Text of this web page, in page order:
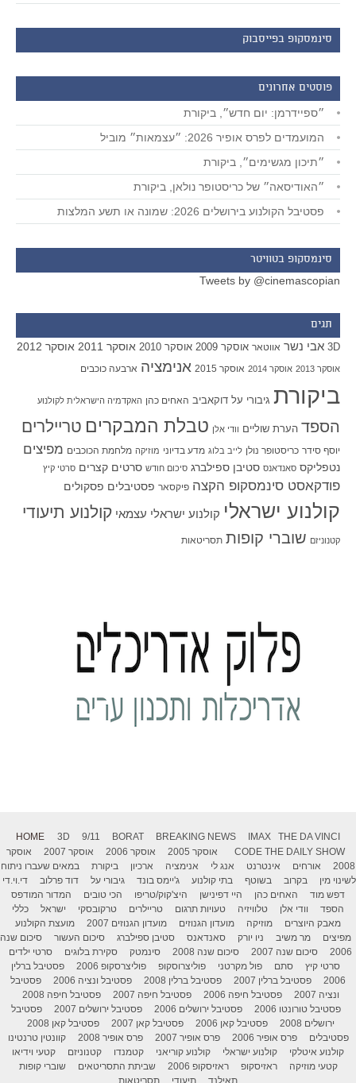
סינמסקופ בפייסבוק
פוסטים אחרונים
״ספיידרמן: יום חדש״, ביקורת
המועמדים לפרס אופיר 2026: ״עצמאות״ מוביל
״תיכון מגשימים״, ביקורת
״האודיסאה״ של כריסטופר נולאן, ביקורת
פסטיבל הקולנוע בירושלים 2026: שמונה או תשע המלצות
סינמסקופ בטוויטר
Tweets by @cinemascopian
תגים
3D אבי נשר אווטאר אוסקר 2009 אוסקר 2010 אוסקר 2011 אוסקר 2012
אוסקר 2013 אוסקר 2014 אוסקר 2015 אנימציה ארבעה כוכבים
ביקורת גיבורי על דוקאביב האחים כהן האקדמיה הישראלית לקולנוע
הספד הערת שוליים וודי אלן טבלת המבקרים טריילרים
יוסף סידר כריסטופר נולן לייב בלוג מדע בדיוני מוזיקה מלחמת הכוכבים מפיצים
נטפליקס סאנדאנס סטיבן ספילברג סיכום חודש סרטים קצרים סרטי קיץ
פודקאסט סינמסקופ הקצה פיקסאר פסטיבלים פסקולים
קולנוע ישראלי קולנוע ישראלי עצמאי קולנוע תיעודי
קטנוניזם שוברי קופות תסריטאות
HOME 3D 9/11 BORAT BREAKING NEWS IMAX
THE DA VINCI
CODE THE DAILY SHOW אוסקר 2005 אוסקר 2006 אוסקר 2007
אוסקר
2008
אורחים אינטרנט אנג לי אנימציה ארכיון ביקורת
במאים שעברו ניתוח
לשינוי מין
בקרוב בשוטף בתי קולנוע ג'יימס בונד גיבורי על דוד פרלוב
די.וי.די
דפש מוד
האחים כהן היי דפינישן היצ'קוק/טריפו הכי טובים
המדור המודפס
הספד
וודי אלן טלוויזיה טעויות תרגום טריילרים טרקובסקי ישראל
כללי
מאבק היוצרים
מוזיקה מועדון הגנוזים מועדון הגנוזים 2007
מועצת הקולנוע
מפיצים
מר משיב ניו יורק סאנדאנס סטיבן ספילברג סיכום העשור
סיכום שנה
2006
סיכום שנה 2007 סיכום שנה 2008 סינמטק סקירת בלוגים
סרטי ילדים
סרטי קיץ
סתם פול מקרטני פוליצרוסקופ פוליצרסקופ 2006
פסטיבל ברלין
2006
פסטיבל ברלין 2007 פסטיבל ברלין 2008 פסטיבל ונציה 2006
פסטיבל
ונציה 2007
פסטיבל חיפה 2006 פסטיבל חיפה 2007
פסטיבל חיפה 2008
פסטיבל טורונטו 2006
פסטיבל ירושלים 2006 פסטיבל ירושלים 2007
פסטיבל
ירושלים 2008
פסטיבל קאן 2006 פסטיבל קאן 2007
פסטיבל קאן 2008
פסטיבלים
פרס אופיר 2006 פרס אופיר 2007 פרס אופיר 2008
קוונטין טרנטינו
קולנוע איטלקי
קולנוע ישראלי קולנוע קוריאני קטמנדו קטנוניזם
קטעי וידיאו
קטעי מוזיקה
ראזיסקופ ראזיסקופ 2006 שביתת התסריטאים
שוברי קופות